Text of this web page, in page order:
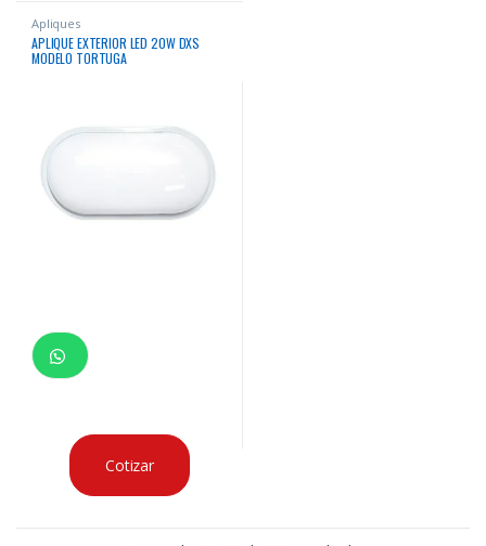
Apliques
APLIQUE EXTERIOR LED 20W DXS
MODELO TORTUGA
Cotizar